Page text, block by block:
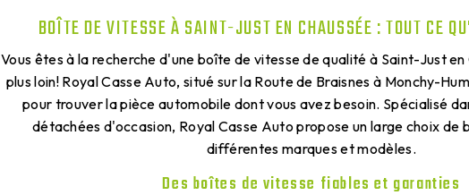
BOÎTE DE VITESSE À SAINT-JUST EN CHAUSSÉE : TOUT CE
Vous êtes à la recherche d'une boîte de vitesse de qualité à Saint-Just en
plus loin! Royal Casse Auto, situé sur la Route de Braisnes à Monchy-
pour trouver la pièce automobile dont vous avez besoin. Spécialisé
détachées d'occasion, Royal Casse Auto propose un large choix de
différentes marques et modèles.
Des boîtes de vitesse fiables et garanties